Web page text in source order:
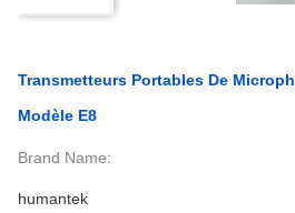
Transmetteurs Portables De
Modèle E8
Brand Name:
humantek